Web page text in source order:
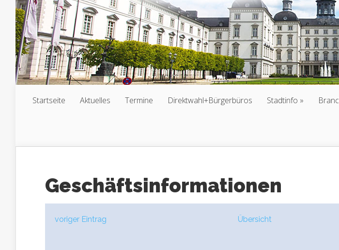
Startseite Aktuelles Termine Direktwahl+Bürgerbüros Stadtinfo
Geschäftsinformationen
voriger Eintrag Übersicht